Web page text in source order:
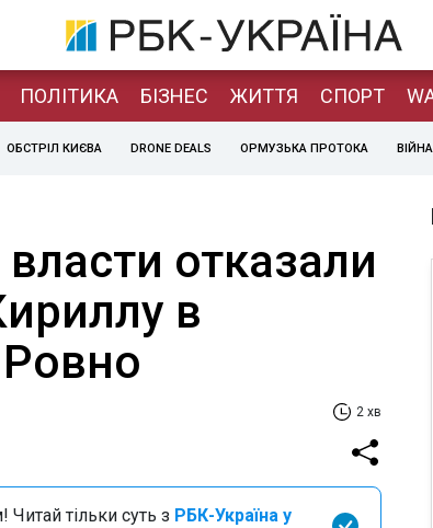
ПОЛІТИКА БІЗНЕС ЖИТТЯ СПОРТ
ОБСТРІЛ КИЄВА DRONE DEALS ОРМУЗЬКА ПРОТОКА
отказали
в
2 хв
тільки суть з РБК-Україна у